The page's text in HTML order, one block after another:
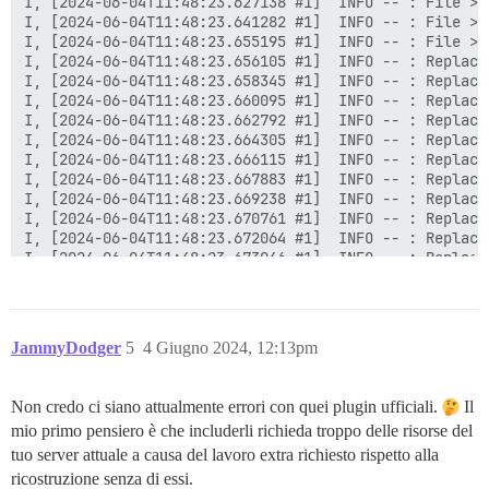
JammyDodger 4 Giugno 2024, 12:13pm
5
Non credo ci siano attualmente errori con quei plugin ufficiali.
Il
mio primo pensiero è che includerli richieda troppo delle risorse del
tuo server attuale a causa del lavoro extra richiesto rispetto alla
ricostruzione senza di essi.